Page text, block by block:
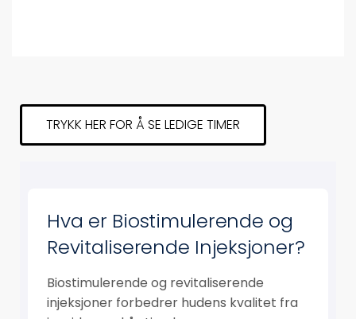
TRYKK HER FOR Å SE LEDIGE TIMER
Hva er Biostimulerende og
Revitaliserende Injeksjoner?
Biostimulerende og revitaliserende
injeksjoner forbedrer hudens kvalitet fra